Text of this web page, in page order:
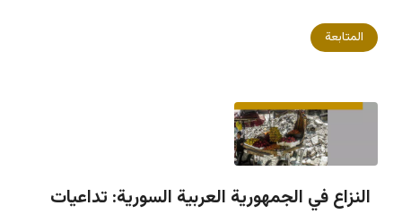
المتابعة
النزاع في الجمهورية العربية السورية: تداعيات